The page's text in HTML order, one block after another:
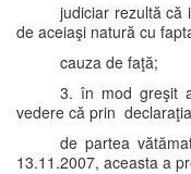
judiciar rezultă că
de aceiaşi natură cu
cauza de faţă;
3. în mod greşit
vedere că prin
de partea
13.11.2007, aceasta a